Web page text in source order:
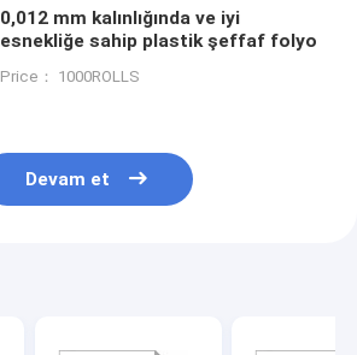
0,012 mm kalınlığında ve iyi
esnekliğe sahip plastik şeffaf folyo
Price： 1000ROLLS
Devam et